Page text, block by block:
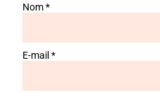
Nom*
E-mail *